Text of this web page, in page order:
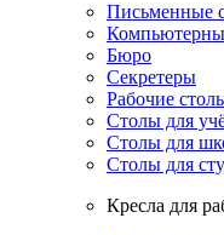
Письменные
Бюро
Секретеры
Рабочие
Столы для
Столы для
Столы для
Кресла для